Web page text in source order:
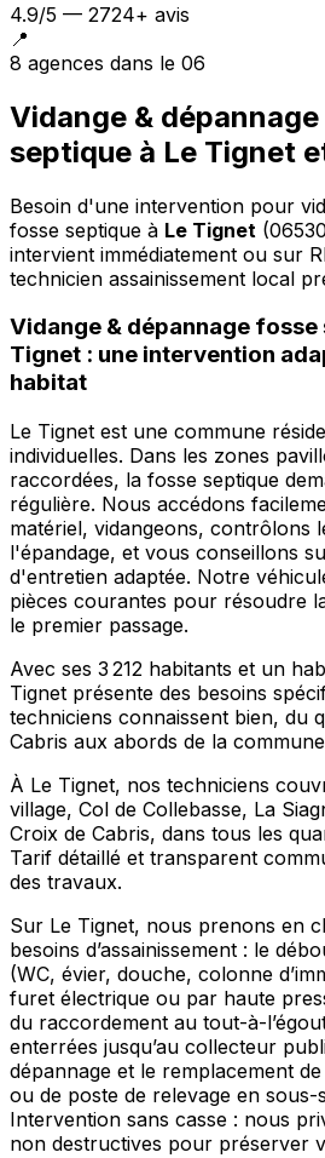
4.9/5 — 2724+ avis
📍
8 agences dans le 06
Vidange &
septique à Le Tignet
Besoin d'une intervention pour
fosse septique à Le Tignet
intervient immédiatement ou sur
technicien assainissement local
Vidange & dépannage fosse
Tignet : une intervention
habitat
Le Tignet est une commune
individuelles. Dans les zones
raccordées, la fosse septique
régulière. Nous accédons
matériel, vidangeons, contrôlons
l'épandage, et vous conseillons
d'entretien adaptée. Notre
pièces courantes pour résoudre
le premier passage.
Avec ses 3 212 habitants et un
Tignet présente des besoins
techniciens connaissent bien, du
Cabris aux abords de la
À Le Tignet, nos techniciens
village, Col de Collebasse, La
Croix de Cabris, dans tous les
Tarif détaillé et transparent
des travaux.
Sur Le Tignet, nous prenons en
besoins d’assainissement : le
(WC, évier, douche, colonne
furet électrique ou par haute
du raccordement au tout-à-
enterrées jusqu’au collecteur
dépannage et le remplacement
ou de poste de relevage en sous-
Intervention sans casse : nous
non destructives pour préserver